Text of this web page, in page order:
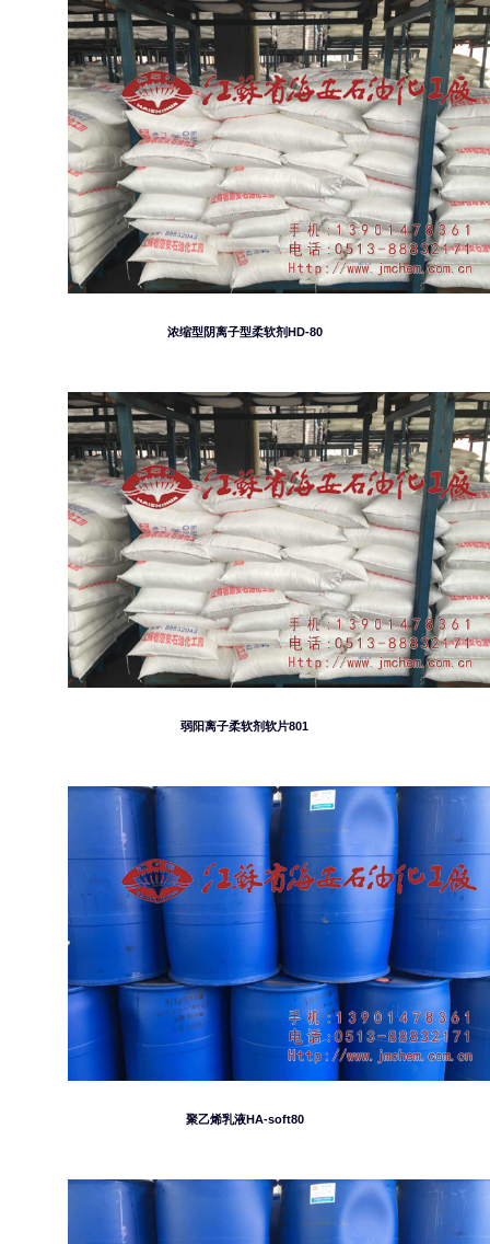
浓缩型阴离子型柔软剂HD-80
弱阳离子柔软剂软片801
聚乙烯乳液HA-soft80